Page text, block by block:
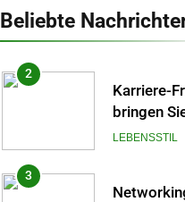
Beliebte
Socken –
2
Karriere-
bringen
Wind in
LEBENSSTIL
3